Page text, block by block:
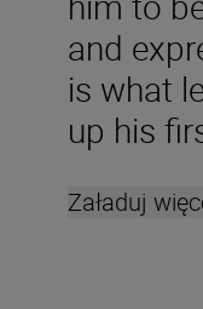
and
is what
up his
Załaduj